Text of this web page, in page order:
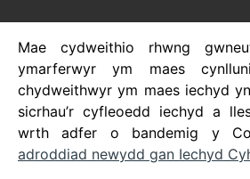
Mae cydweithio rhwng
ymarferwyr ym maes
chydweithwyr ym maes iechyd
sicrhau’r cyfleoedd iechyd a
wrth adfer o bandemig y
adroddiad newydd gan Iechyd